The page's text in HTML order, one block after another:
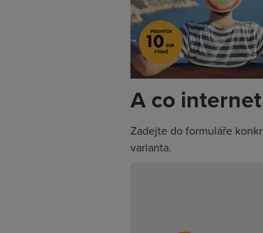
A co
Zadejte do formuláře
varianta.